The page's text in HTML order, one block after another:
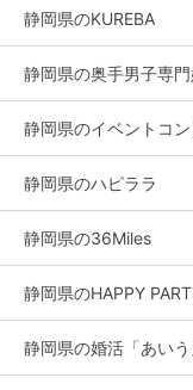
静岡県のKUREBA
静岡県の奥手男子専
静岡県のイベントコン
静岡県のハピララ
静岡県の36Miles
静岡県のHAPPY
静岡県の婚活「あいう